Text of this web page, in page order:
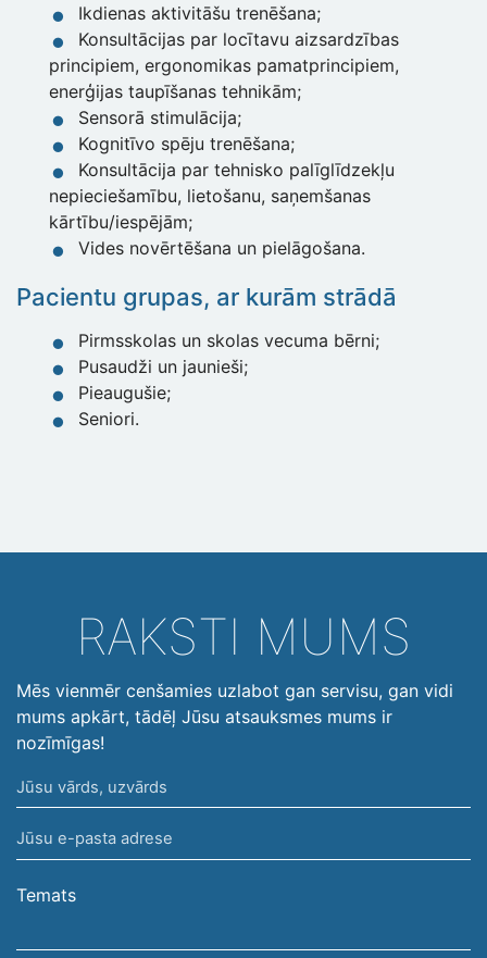
Ikdienas aktivitāšu trenēšana;
Konsultācijas par locītavu aizsardzības
principiem, ergonomikas pamatprincipiem,
enerģijas taupīšanas tehnikām;
Sensorā stimulācija;
Kognitīvo spēju trenēšana;
Konsultācija par tehnisko palīglīdzekļu
nepieciešamību, lietošanu, saņemšanas
kārtību/iespējām;
Vides novērtēšana un pielāgošana.
Pacientu grupas, ar kurām strādā
Pirmsskolas un skolas vecuma bērni;
Pusaudži un jaunieši;
Pieaugušie;
Seniori.
RAKSTI MUMS
Mēs vienmēr cenšamies uzlabot gan servisu, gan vidi
mums apkārt, tādēļ Jūsu atsauksmes mums ir
nozīmīgas!
Jūsu
vārds,
uzvārds
Jūsu
e-
pasta
Temats